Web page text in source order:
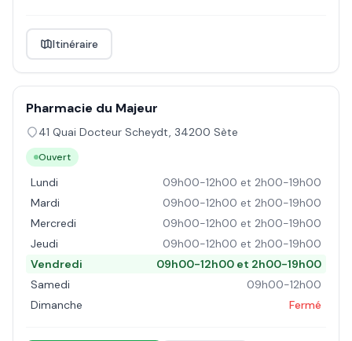
Itinéraire
Pharmacie du Majeur
41 Quai Docteur Scheydt, 34200 Sète
Ouvert
Lundi
09h00-12h00 et 2h00-19h00
Mardi
09h00-12h00 et 2h00-19h00
Mercredi
09h00-12h00 et 2h00-19h00
Jeudi
09h00-12h00 et 2h00-19h00
Vendredi
09h00-12h00 et 2h00-19h00
Samedi
09h00-12h00
Dimanche
Fermé